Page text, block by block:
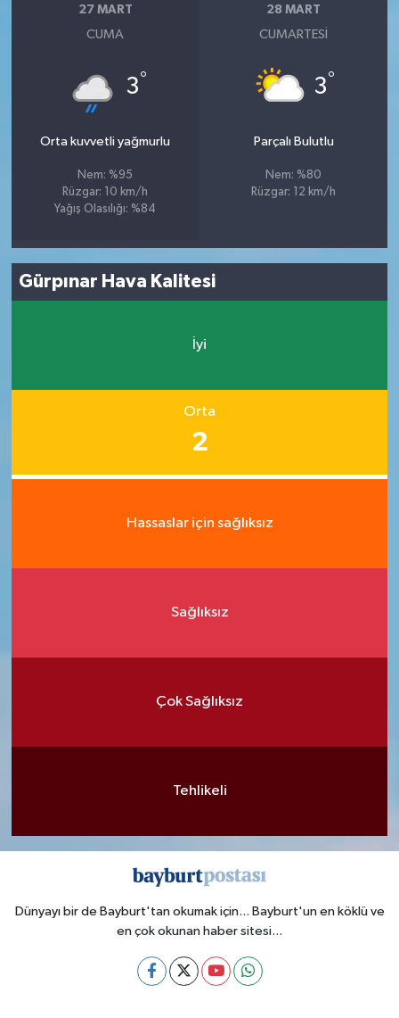
27 MART
CUMA
3°
Orta kuvvetli yağmurlu
Nem: %95
Rüzgar: 10 km/h
Yağış Olasılığı: %84
28 MART
CUMARTESI
3°
Parçalı Bulutlu
Nem: %80
Rüzgar: 12 km/h
Gürpınar Hava Kalitesi
İyi
Orta
2
Hassaslar için sağlıksız
Sağlıksız
Çok Sağlıksız
Tehlikeli
Dünyayı bir de Bayburt'tan okumak için... Bayburt'un en köklü ve
en çok okunan haber sitesi...